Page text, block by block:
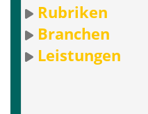
Rubriken
Branchen
Leistungen